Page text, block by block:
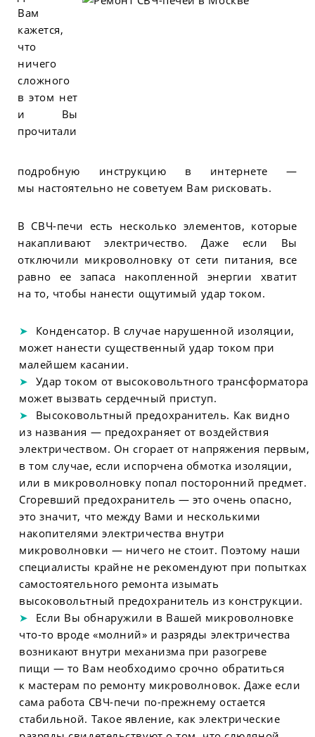
Вам
кажется,
что
ничего
сложного
в этом нет
и Вы
прочитали
подробную инструкцию в интернете —
мы настоятельно не советуем Вам рисковать.
В СВЧ-печи есть несколько элементов, которые
накапливают электричество. Даже если Вы
отключили микроволновку от сети питания, все
равно ее запаса накопленной энергии хватит
на то, чтобы нанести ощутимый удар током.
Конденсатор. В случае нарушенной изоляции,
может нанести существенный удар током при
малейшем касании.
Удар током от высоковольтного трансформатора
может вызвать сердечный приступ.
Высоковольтный предохранитель. Как видно
из названия — предохраняет от воздействия
электричеством. Он сгорает от напряжения первым,
в том случае, если испорчена обмотка изоляции,
или в микроволновку попал посторонний предмет.
Сгоревший предохранитель — это очень опасно,
это значит, что между Вами и несколькими
накопителями электричества внутри
микроволновки — ничего не стоит. Поэтому наши
специалисты крайне не рекомендуют при попытках
самостоятельного ремонта изымать
высоковольтный предохранитель из конструкции.
Если Вы обнаружили в Вашей микроволновке
что-то вроде «молний» и разряды электричества
возникают внутри механизма при разогреве
пищи — то Вам необходимо срочно обратиться
к мастерам по ремонту микроволновок. Даже если
сама работа СВЧ-печи по-прежнему остается
стабильной. Такое явление, как электрические